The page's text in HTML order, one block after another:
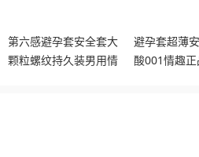
第六感避孕套安全套大
颗粒螺纹持久装男用情
避孕套超薄
酸001情趣